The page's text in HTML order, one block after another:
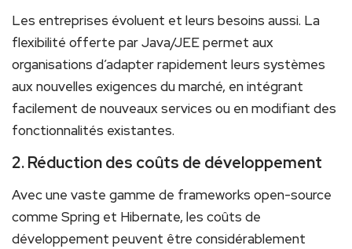
Les entreprises évoluent et leurs besoins aussi. ‌La
flexibilité offerte par ⁤Java/JEE permet aux
organisations d’adapter rapidement leurs systèmes
aux nouvelles exigences ‌du⁤ marché, en intégrant
facilement de nouveaux services ou en modifiant des
fonctionnalités existantes.
2.⁢ Réduction des coûts de‌ développement
Avec une vaste ⁤gamme de frameworks⁢ open-source⁢
comme Spring et Hibernate,‍ les ​coûts de
développement ‍peuvent être considérablement